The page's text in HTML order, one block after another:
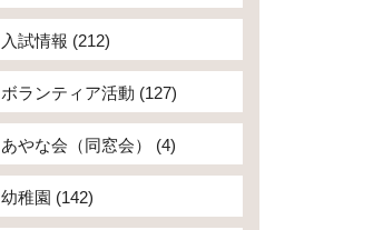
入試情報 (212)
ボランティア活動 (127)
あやな会（同窓会） (4)
幼稚園 (142)